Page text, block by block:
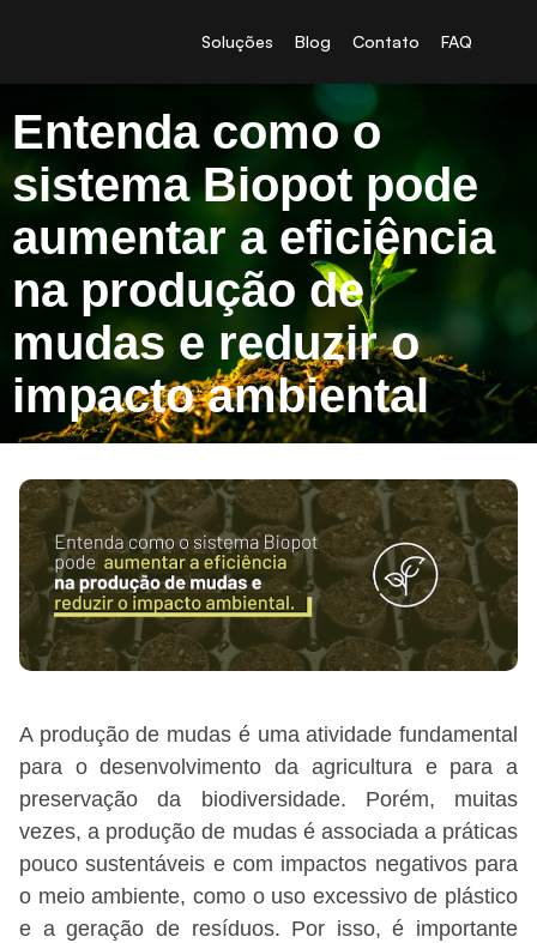
Soluções Blog Contato FAQ
Entenda como o
sistema Biopot pode
aumentar a eficiência
na produção de
mudas e reduzir o
impacto ambiental
A produção de mudas é uma atividade fundamental
para o desenvolvimento da agricultura e para a
preservação da biodiversidade. Porém, muitas
vezes, a produção de mudas é associada a práticas
pouco sustentáveis e com impactos negativos para
o meio ambiente, como o uso excessivo de plástico
e a geração de resíduos. Por isso, é importante